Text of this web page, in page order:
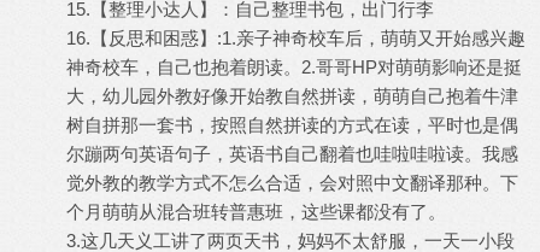
15.【整理小达人】：自己整理书包，出门行李
16.【反思和困惑】:1.亲子神奇校车后，萌萌又开始感兴趣
神奇校车，自己也抱着朗读。2.哥哥HP对萌萌影响还是挺
大，幼儿园外教好像开始教自然拼读，萌萌自己抱着牛津
树自拼那一套书，按照自然拼读的方式在读，平时也是偶
尔蹦两句英语句子，英语书自己翻着也哇啦哇啦读。我感
觉外教的教学方式不怎么合适，会对照中文翻译那种。下
个月萌萌从混合班转普惠班，这些课都没有了。
3.这几天义工讲了两页天书，妈妈不太舒服，一天一小段